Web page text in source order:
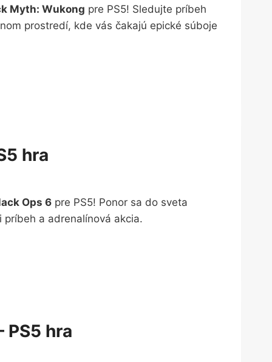
Myth: Wukong pre PS5! Sledujte príbeh
prostredí, kde vás čakajú epické súboje
hra
Ops 6pre PS5! Ponor sa do sveta
a adrenalínová akcia.
PS5 hra